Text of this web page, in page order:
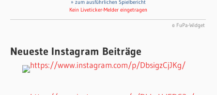
» zum ausführlichen Spielbericht
Kein Liveticker-Melder eingetragen
© FuPa-Widget
Neueste Instagram Beiträge